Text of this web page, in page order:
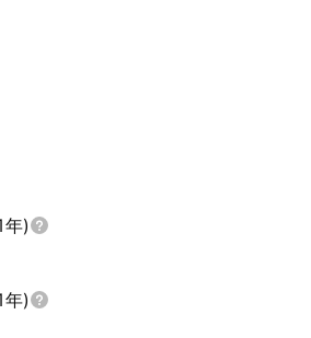
年)
年)